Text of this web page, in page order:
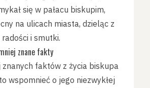
się w pałacu biskupim,
na ulicach miasta, dzieląc z
i smutki.
znane fakty
znanych faktów z życia biskupa
wspomnieć o jego niezwykłej